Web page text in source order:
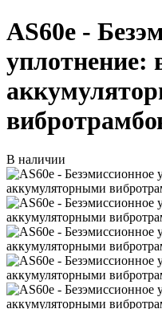
AS60e -
уплотнение:
В наличии